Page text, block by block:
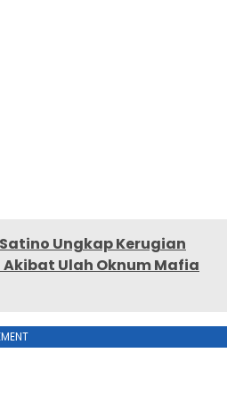
Ungkap Kerugian
Ulah Oknum Mafia